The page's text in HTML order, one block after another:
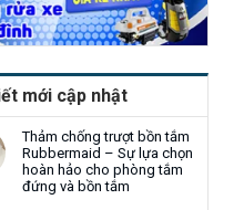
mới cập nhật
Thảm chống trượt bồn tắm
Rubbermaid – Sự lựa chọn
hoàn hảo cho phòng tắm
đứng và bồn tắm